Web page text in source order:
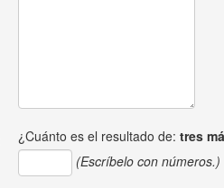
¿Cuánto es el resultado de: tres
(Escríbelo con números.)